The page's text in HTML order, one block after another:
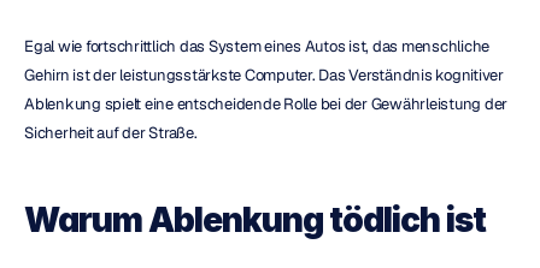
Egal wie fortschrittlich das System eines Autos ist, das menschliche
Gehirn ist der leistungsstärkste Computer. Das Verständnis kognitiver
Ablenkung spielt eine entscheidende Rolle bei der Gewährleistung der
Sicherheit auf der Straße.
Warum Ablenkung tödlich ist